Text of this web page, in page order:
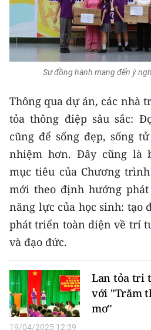
Sự đồng hành mang đến ý
Thông qua dự án, các nhà
tỏa thông điệp sâu sắc:
cũng để sống đẹp, sống
nhiệm hơn. Đây cũng là
mục tiêu của Chương
mới theo định hướng
năng lực của học sinh: tạo
phát triển toàn diện về trí
và đạo đức.
Lan tỏa tri
với "Trăm
mơ"
19/04/2025 12:39